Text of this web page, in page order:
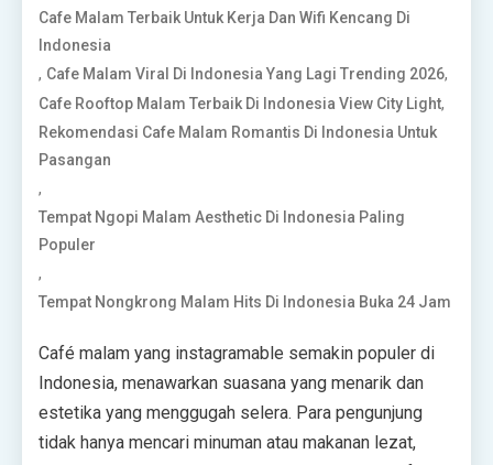
Cafe Malam Terbaik Untuk Kerja Dan Wifi Kencang Di
Indonesia
, Cafe Malam Viral Di Indonesia Yang Lagi Trending 2026,
Cafe Rooftop Malam Terbaik Di Indonesia View City Light,
Rekomendasi Cafe Malam Romantis Di Indonesia Untuk
Pasangan
,
Tempat Ngopi Malam Aesthetic Di Indonesia Paling
Populer
,
Tempat Nongkrong Malam Hits Di Indonesia Buka 24 Jam
Café malam yang instagramable semakin populer di
Indonesia, menawarkan suasana yang menarik dan
estetika yang menggugah selera. Para pengunjung
tidak hanya mencari minuman atau makanan lezat,